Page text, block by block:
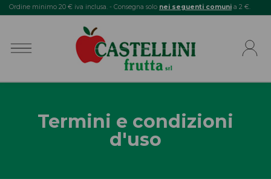
Ordine minimo 20 € iva inclusa. - Consegna solo nei seguenti comuni a 2 €.
Termini e condizioni
d'uso